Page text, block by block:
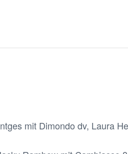
mit Dimondo dv, Laura